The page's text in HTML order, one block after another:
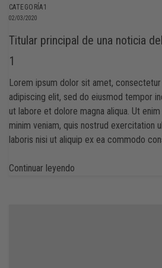
CATEGORÍA1
02/03/2020
Titular principal de una noticia
1
Lorem ipsum dolor sit amet, consectetur
adipiscing elit, sed do eiusmod tempor
ut labore et dolore magna aliqua. Ut enim
minim veniam, quis nostrud exercitation
laboris nisi ut aliquip ex ea commodo
Continuar leyendo